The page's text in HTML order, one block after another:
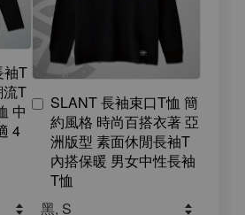
袖T
流T
中
4
SLANT 長袖束口T恤 簡
約風格 時尚百搭衣著 亞
洲版型 素面休閒長袖T
內搭保暖 男女中性長袖
T恤